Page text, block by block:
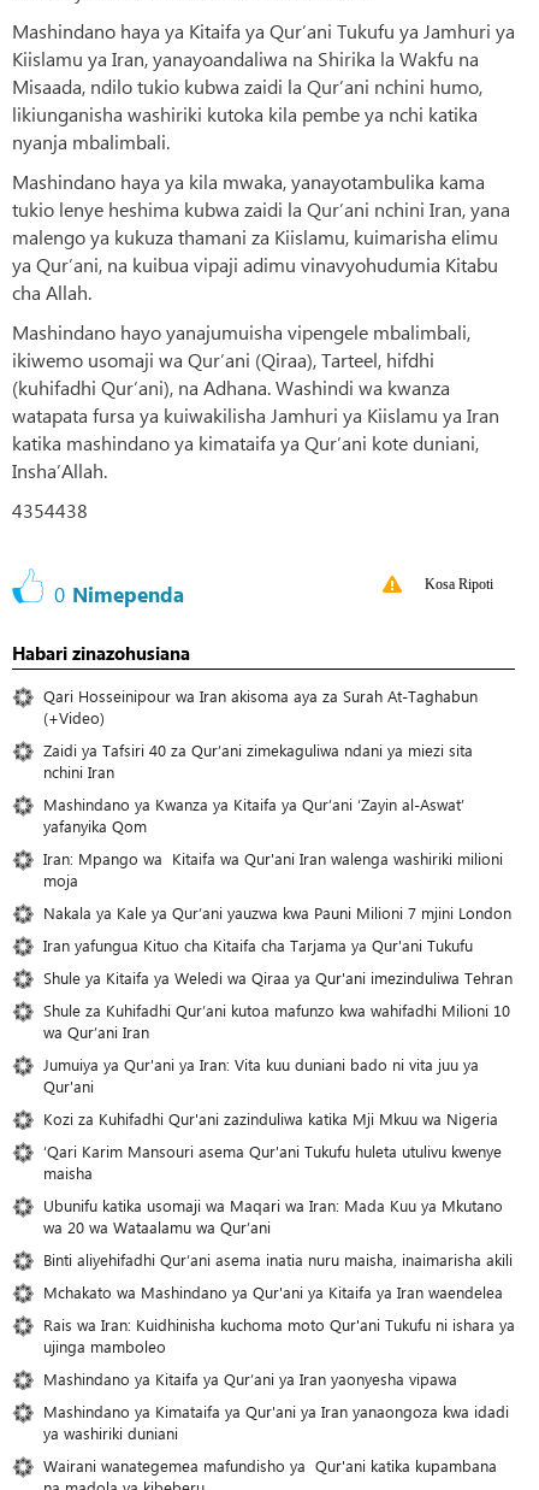
Mashindano haya ya Kitaifa ya Qur’ani Tukufu ya Jamhuri ya
Kiislamu ya Iran, yanayoandaliwa na Shirika la Wakfu na
Misaada, ndilo tukio kubwa zaidi la Qur’ani nchini humo,
likiunganisha washiriki kutoka kila pembe ya nchi katika
nyanja mbalimbali.
Mashindano haya ya kila mwaka, yanayotambulika kama
tukio lenye heshima kubwa zaidi la Qur’ani nchini Iran, yana
malengo ya kukuza thamani za Kiislamu, kuimarisha elimu
ya Qur’ani, na kuibua vipaji adimu vinavyohudumia Kitabu
cha Allah.
Mashindano hayo yanajumuisha vipengele mbalimbali,
ikiwemo usomaji wa Qur’ani (Qiraa), Tarteel, hifdhi
(kuhifadhi Qur’ani), na Adhana. Washindi wa kwanza
watapata fursa ya kuiwakilisha Jamhuri ya Kiislamu ya Iran
katika mashindano ya kimataifa ya Qur’ani kote duniani,
Insha’Allah.
4354438
0 Nimependa Kosa Ripoti
Habari zinazohusiana
Qari Hosseinipour wa Iran akisoma aya za Surah At-Taghabun
(+Video)
Zaidi ya Tafsiri 40 za Qur’ani zimekaguliwa ndani ya miezi sita
nchini Iran
Mashindano ya Kwanza ya Kitaifa ya Qur’ani ‘Zayin al-Aswat’
yafanyika Qom
Iran: Mpango wa Kitaifa wa Qur'ani Iran walenga washiriki milioni
moja
Nakala ya Kale ya Qur’ani yauzwa kwa Pauni Milioni 7 mjini London
Iran yafungua Kituo cha Kitaifa cha Tarjama ya Qur'ani Tukufu
Shule ya Kitaifa ya Weledi wa Qiraa ya Qur'ani imezinduliwa Tehran
Shule za Kuhifadhi Qur’ani kutoa mafunzo kwa wahifadhi Milioni 10
wa Qur’ani Iran
Jumuiya ya Qur'ani ya Iran: Vita kuu duniani bado ni vita juu ya
Qur'ani
Kozi za Kuhifadhi Qur'ani zazinduliwa katika Mji Mkuu wa Nigeria
‘Qari Karim Mansouri asema Qur'ani Tukufu huleta utulivu kwenye
maisha
Ubunifu katika usomaji wa Maqari wa Iran: Mada Kuu ya Mkutano
wa 20 wa Wataalamu wa Qur’ani
Binti aliyehifadhi Qur’ani asema inatia nuru maisha, inaimarisha akili
Mchakato wa Mashindano ya Qur'ani ya Kitaifa ya Iran waendelea
Rais wa Iran: Kuidhinisha kuchoma moto Qur'ani Tukufu ni ishara ya
ujinga mamboleo
Mashindano ya Kitaifa ya Qur’ani ya Iran yaonyesha vipawa
Mashindano ya Kimataifa ya Qur'ani ya Iran yanaongoza kwa idadi
ya washiriki duniani
Wairani wanategemea mafundisho ya Qur'ani katika kupambana